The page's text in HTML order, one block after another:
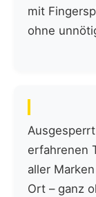
mit
ohne
erfahrenen
aller
Ort – ganz